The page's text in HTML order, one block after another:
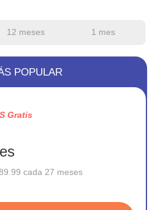
12 meses 1 mes
POPULAR
Gratis
cada 27 meses